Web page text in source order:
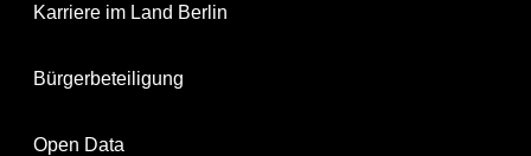
Karriere im Land Berlin
Bürgerbeteiligung
Open Data